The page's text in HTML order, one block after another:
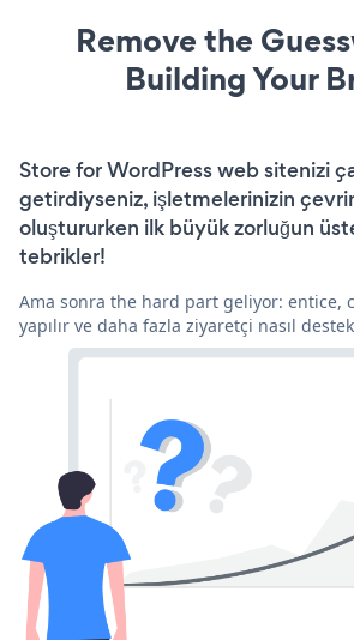
Remove the
Building Your
Store for WordPress web sitenizi
getirdiyseniz, işletmelerinizin
oluştururken ilk büyük zorluğun
tebrikler!
Ama sonra the hard part geliyor: entice,
yapılır ve daha fazla ziyaretçi nasıl